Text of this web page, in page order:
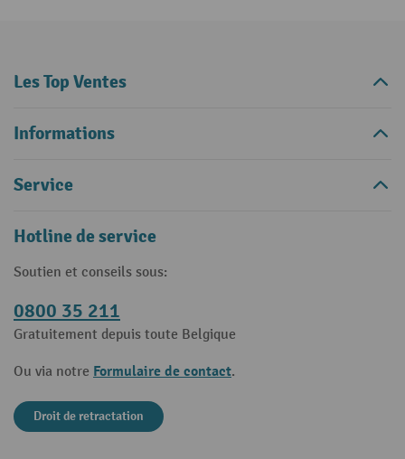
Les Top Ventes
Informations
Service
Hotline de service
Soutien et conseils sous:
0800 35 211
Gratuitement depuis toute Belgique
Ou via notre Formulaire de contact.
Droit de retractation